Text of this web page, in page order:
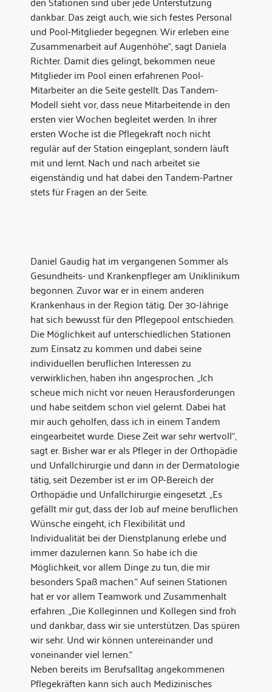
dankbar. Das zeigt auch, wie sich festes Personal
und Pool-Mitglieder begegnen. Wir erleben eine
Zusammenarbeit auf Augenhöhe“, sagt Daniela
Richter. Damit dies gelingt, bekommen neue
Mitglieder im Pool einen erfahrenen Pool-
Mitarbeiter an die Seite gestellt. Das Tandem-
Modell sieht vor, dass neue Mitarbeitende in den
ersten vier Wochen begleitet werden. In ihrer
ersten Woche ist die Pflegekraft noch nicht
regulär auf der Station eingeplant, sondern läuft
mit und lernt. Nach und nach arbeitet sie
eigenständig und hat dabei den Tandem-Partner
stets für Fragen an der Seite.
Daniel Gaudig hat im vergangenen Sommer als
Gesundheits- und Krankenpfleger am Uniklinikum
begonnen. Zuvor war er in einem anderen
Krankenhaus in der Region tätig. Der 30-Jährige
hat sich bewusst für den Pflegepool entschieden.
Die Möglichkeit auf unterschiedlichen Stationen
zum Einsatz zu kommen und dabei seine
individuellen beruflichen Interessen zu
verwirklichen, haben ihn angesprochen. „Ich
scheue mich nicht vor neuen Herausforderungen
und habe seitdem schon viel gelernt. Dabei hat
mir auch geholfen, dass ich in einem Tandem
eingearbeitet wurde. Diese Zeit war sehr wertvoll“,
sagt er. Bisher war er als Pfleger in der Orthopädie
und Unfallchirurgie und dann in der Dermatologie
tätig, seit Dezember ist er im OP-Bereich der
Orthopädie und Unfallchirurgie eingesetzt. „Es
gefällt mir gut, dass der Job auf meine beruflichen
Wünsche eingeht, ich Flexibilität und
Individualität bei der Dienstplanung erlebe und
immer dazulernen kann. So habe ich die
Möglichkeit, vor allem Dinge zu tun, die mir
besonders Spaß machen.“ Auf seinen Stationen
hat er vor allem Teamwork und Zusammenhalt
erfahren. „Die Kolleginnen und Kollegen sind froh
und dankbar, dass wir sie unterstützen. Das spüren
wir sehr. Und wir können untereinander und
voneinander viel lernen.“
Neben bereits im Berufsalltag angekommenen
Pflegekräften kann sich auch Medizinisches